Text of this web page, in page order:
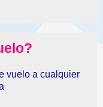
vuelo a cualquier